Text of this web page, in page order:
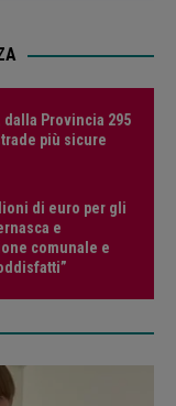
Provincia 295
più sicure
di euro per gli
e
comunale e